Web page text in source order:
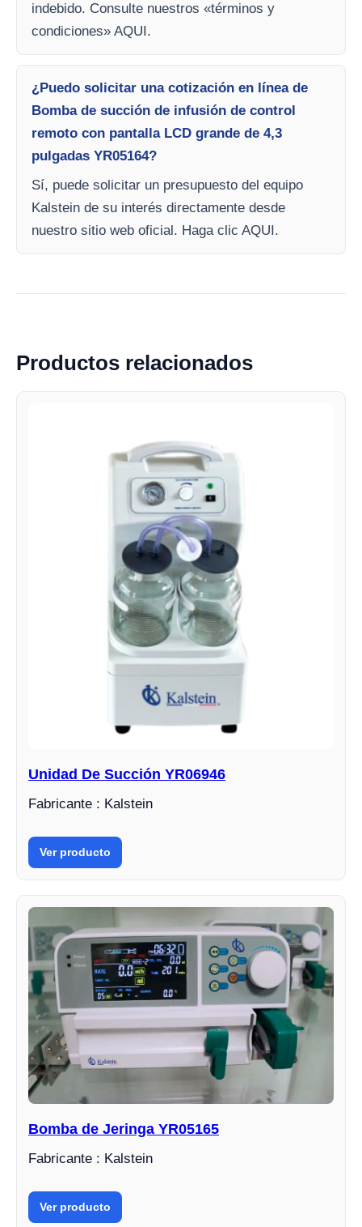
indebido. Consulte nuestros «términos y
condiciones» AQUI.
¿Puedo solicitar una cotización en línea de
Bomba de succión de infusión de control
remoto con pantalla LCD grande de 4,3
pulgadas YR05164?
Sí, puede solicitar un presupuesto del equipo
Kalstein de su interés directamente desde
nuestro sitio web oficial. Haga clic AQUI.
Productos relacionados
Unidad De Succión YR06946
Fabricante : Kalstein
Ver producto
Bomba de Jeringa YR05165
Fabricante : Kalstein
Ver producto